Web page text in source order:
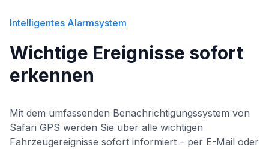
Intelligentes Alarmsystem
Wichtige Ereignisse sofort
erkennen
Mit dem umfassenden Benachrichtigungssystem von
Safari GPS werden Sie über alle wichtigen
Fahrzeugereignisse sofort informiert – per E-Mail oder